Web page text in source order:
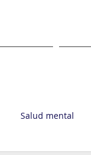
Salud mental